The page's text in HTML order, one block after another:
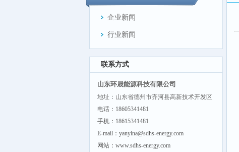
企业新闻
行业新闻
联系方式
山东环晟能源科技有限公司
地址：山东省德州市齐河县高新技术开发区
电话：18605341481
手机：18615341481
E-mail：yanyina@sdhs-energy.com
网站：www.sdhs-energy.com